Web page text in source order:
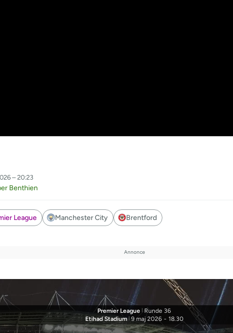
– 20:23
Benthien
League Manchester City Brentford
Premier League | Runde 36
Etihad Stadium | 9 maj 2026 - 18.30